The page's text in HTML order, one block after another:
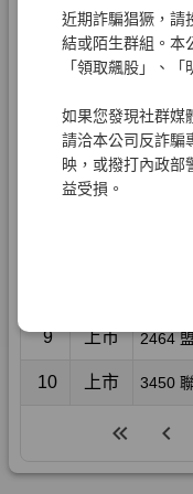
近期詐騙猖獗，請
結或陌生群組。本
「領取飆股」、「
如果您發現社群媒
請洽本公司反詐騙
映，或撥打內政部
益受損。